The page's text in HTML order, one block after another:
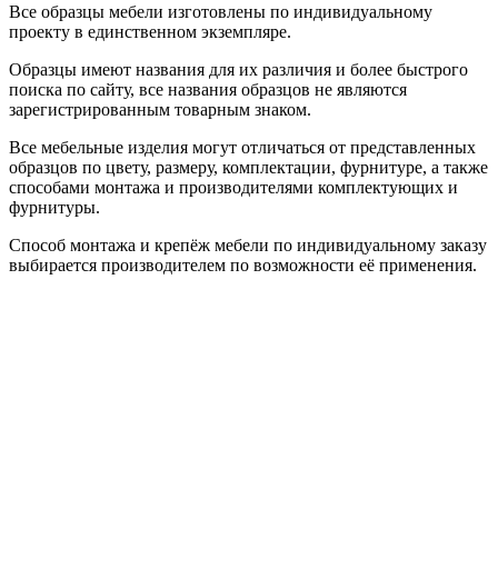
Все образцы мебели изготовлены по индивидуальному
проекту в единственном экземпляре.
Образцы имеют названия для их различия и более быстрого
поиска по сайту, все названия образцов не являются
зарегистрированным товарным знаком.
Все мебельные изделия могут отличаться от представленных
образцов по цвету, размеру, комплектации, фурнитуре, а также
способами монтажа и производителями комплектующих и
фурнитуры.
Способ монтажа и крепёж мебели по индивидуальному заказу
выбирается производителем по возможности её применения.